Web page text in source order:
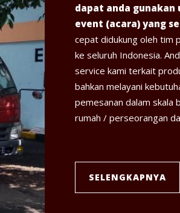
dapat anda gunakan
event (acara) yang
cepat didukung oleh tim
ke seluruh Indonesia.
service kami terkait
bahkan melayani
pemesanan dalam skala
rumah / perseorangan
SELENGKAPNYA